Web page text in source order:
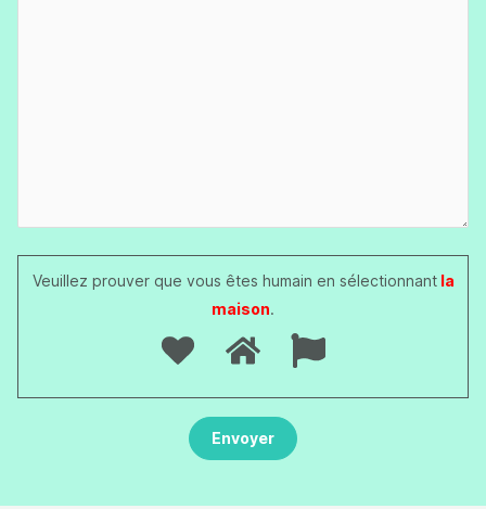
Veuillez prouver que vous êtes humain en sélectionnantla
maison.